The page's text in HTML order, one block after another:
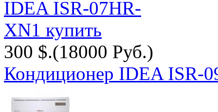
300 $.(18000 Руб.)
Кондиционер IDEA ISR-